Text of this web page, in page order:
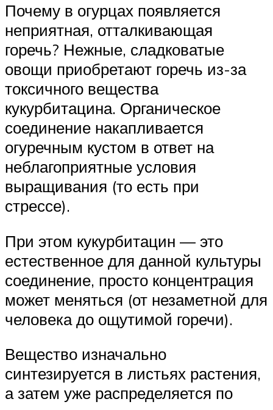
Почему в огурцах появляется
неприятная, отталкивающая
горечь? Нежные, сладковатые
овощи приобретают горечь из-за
токсичного вещества
кукурбитацина. Органическое
соединение накапливается
огуречным кустом в ответ на
неблагоприятные условия
выращивания (то есть при
стрессе).
При этом кукурбитацин — это
естественное для данной культуры
соединение, просто концентрация
может меняться (от незаметной для
человека до ощутимой горечи).
Вещество изначально
синтезируется в листьях растения,
а затем уже распределяется по